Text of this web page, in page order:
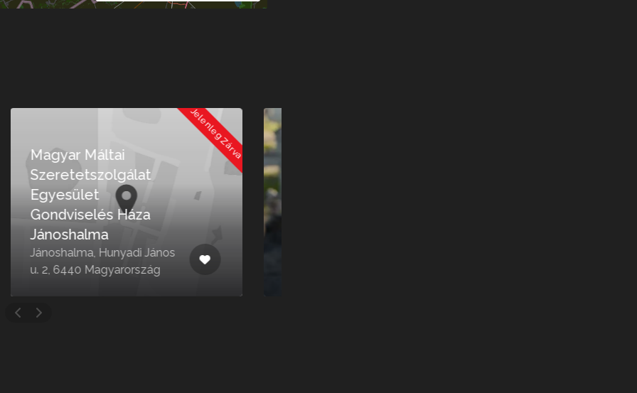
Jelenleg Zárva
Kecskemét 9 posta –
Auchan
Kecskemét, Dunaföldvári út
2, 6000 Magyarország